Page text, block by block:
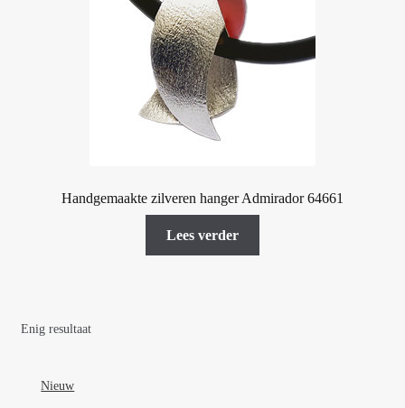
Handgemaakte zilveren hanger Admirador 64661
Lees verder
Enig resultaat
Nieuw